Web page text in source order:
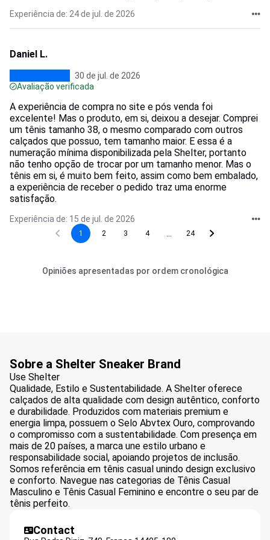
Experiência de: 24 de jul. de 2026
Daniel L.
30 de jul. de 2026
Avaliação verificada
A experiência de compra no site e pós venda foi
excelente! Mas o produto, em si, deixou a desejar. Comprei
um tênis tamanho 38, o mesmo comparado com outros
calçados que possuo, tem tamanho maior. E essa é a
numeração mínima disponibilizada pela Shelter, portanto
não tenho opção de trocar por um tamanho menor. Mas o
tênis em si, é muito bem feito, assim como bem embalado,
a experiência de receber o pedido traz uma enorme
satisfação.
Experiência de: 15 de jul. de 2026
1 2 3 4 24
Opiniões apresentadas por ordem cronológica
Sobre a Shelter Sneaker Brand
Use Shelter
Qualidade, Estilo e Sustentabilidade. A Shelter oferece
calçados de alta qualidade com design autêntico, conforto
e durabilidade. Produzidos com materiais premium e
energia limpa, possuem o Selo Abvtex Ouro, comprovando
o compromisso com a sustentabilidade. Com presença em
mais de 20 países, a marca une estilo urbano e
responsabilidade social, apoiando projetos de inclusão.
Somos referência em tênis casual unindo design exclusivo
e conforto. Navegue nas categorias de Tênis Casual
Masculino e Tênis Casual Feminino e encontre o seu par de
tênis perfeito.
Contact